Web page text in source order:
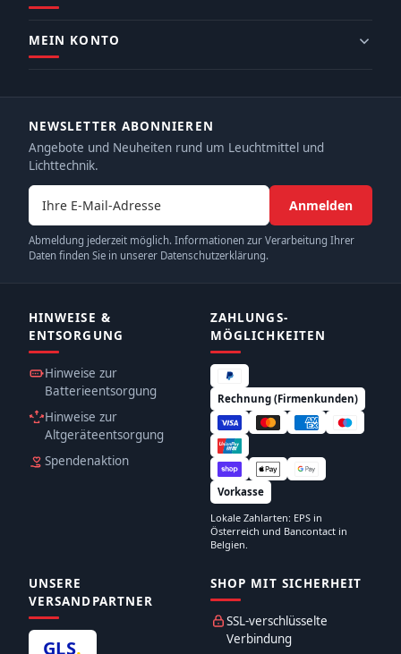
MEIN KONTO
NEWSLETTER ABONNIEREN
Angebote und Neuheiten rund um Leuchtmittel und
Lichttechnik.
E-Mail-Adresse
Anmelden
Abmeldung jederzeit möglich. Informationen zur Verarbeitung Ihrer
Daten finden Sie in unserer Datenschutzerklärung.
HINWEISE &
ENTSORGUNG
Hinweise zur
Batterieentsorgung
Hinweise zur
Altgeräteentsorgung
Spendenaktion
ZAHLUNGS­
MÖGLICHKEITEN
Rechnung (Firmenkunden)
Vorkasse
Lokale Zahlarten: EPS in
Österreich und Bancontact in
Belgien.
UNSERE
VERSANDPARTNER
GLS.
SHOP MIT SICHERHEIT
SSL-verschlüsselte
Verbindung